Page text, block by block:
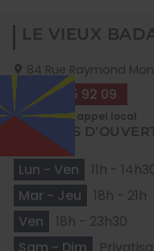
LE VIEUX
84 Rue Raymond
09 70 35 92 09
HEURES
Lun - Ven
11h -
Mar - Jeu
18h - 21h
Ven
18h - 23h30